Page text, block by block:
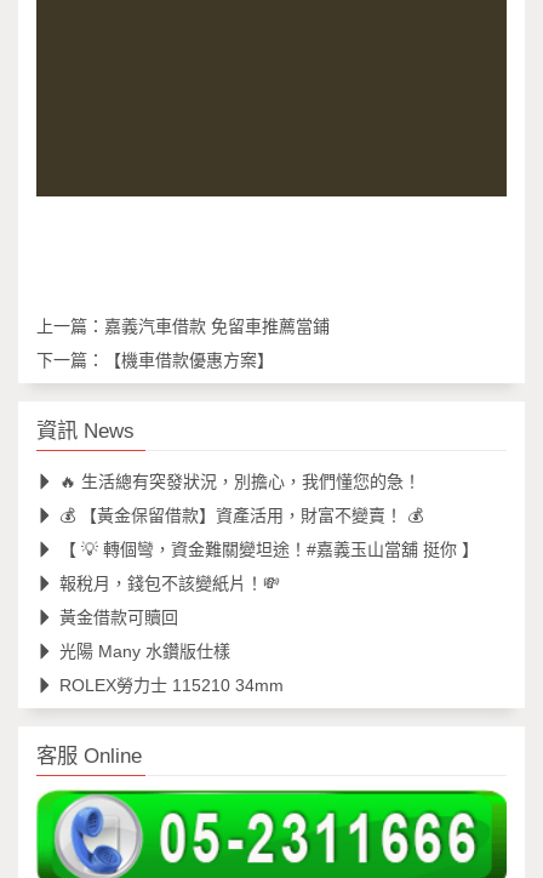
上一篇： 嘉義汽車借款 免留車推薦當鋪
下一篇：
【機車借款優惠方案】
資訊 News
🔥 生活總有突發狀況，別擔心，我們懂您的急！
💰 【黃金保留借款】資產活用，財富不變賣！ 💰
【 💡 轉個彎，資金難關變坦途！#嘉義玉山當舖 挺你 】
報稅月，錢包不該變紙片！💸
黃金借款可贖回
光陽 Many 水鑽版仕樣
ROLEX勞力士 115210 34mm
客服 Online